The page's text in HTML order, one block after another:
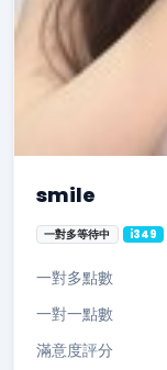
smile
一對多等待中 i349
一對多點數
一對一點數
滿意度評分